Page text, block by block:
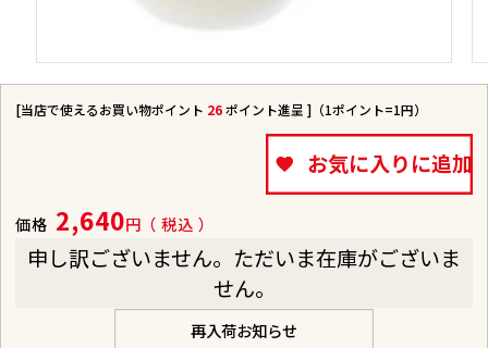
[当店で使えるお買い物ポイント 26ポイント進呈 ]（1ポイント=1円）
価格 2,640 税込
申し訳ございません。ただいま在庫がございま
せん。
お気に入りに追加
再入荷お知らせ